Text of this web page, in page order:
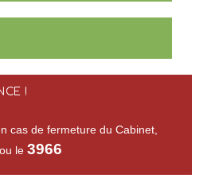
!
cas de fermeture du Cabinet,
ou le 3966